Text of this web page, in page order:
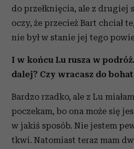
do przełknięcia, ale z drugiej
oczy, że przecież Bart chciał
nie był w stanie jej tego
I w końcu Lu rusza w
dalej? Czy wracasz do
Bardzo rzadko, ale z Lu
poczekam, bo ona może się
w jakiś sposób. Nie jestem
tkwi. Natomiast teraz mam